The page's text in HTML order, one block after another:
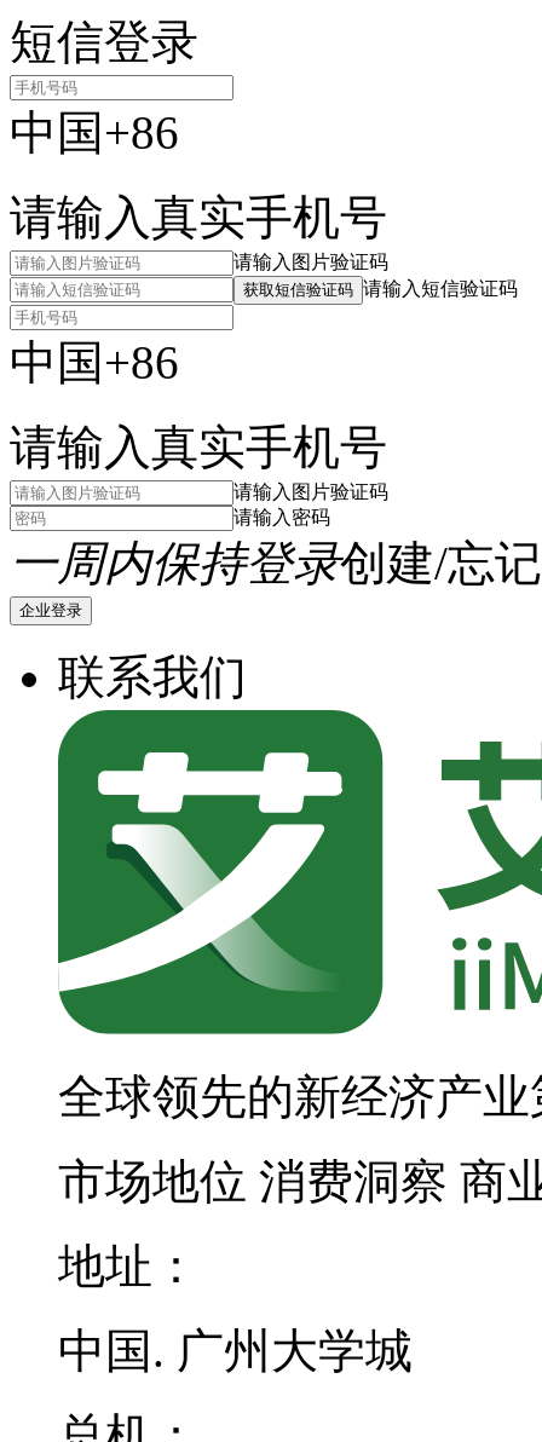
短信登录
中国+86
请输入真实手机号
请输入图片验证码
获取短信验证码 请输入短信验证码
中国+86
请输入真实手机号
请输入图片验证码
请输入密码
一周内保持登录创建/忘
企业登录
联系我们
全球领先的新经济产
市场地位 消费洞察 商
地址：
中国. 广州大学城